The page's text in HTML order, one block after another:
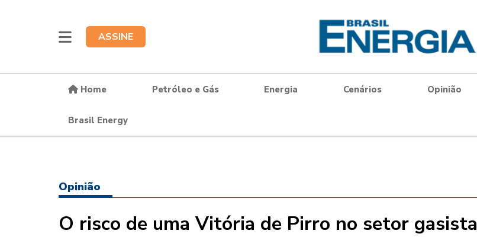
ASSINE
Home Petróleo e Gás Energia Cenários Opinião
Brasil Energy
Opinião
O risco de uma Vitória de Pirro no setor gasista